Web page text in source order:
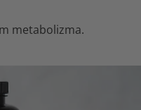
metabolizma.